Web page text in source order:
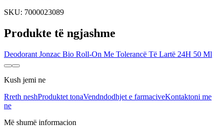
lëkura e ndjeshme të mbetet e rehatshme dhe e freskët gjatë gjithë
dhe freskinë gjatë gjithë ditës.
SKU: 7000023089
Produkte të ngjashme
Deodorant Jonzac Bio Roll-On Me Tolerancë Të Lartë 24H 50 Ml
Kush jemi ne
Rreth neshProduktet tonaVendndodhjet e farmaciveKontaktoni me
ne
Më shumë informacion